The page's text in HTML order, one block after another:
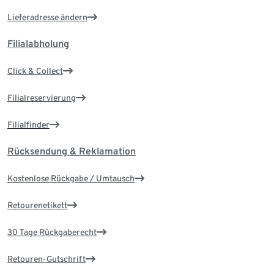
Lieferadresse ändern
Filialabholung
Click & Collect
Filialreservierung
Filialfinder
Rücksendung & Reklamation
Kostenlose Rückgabe / Umtausch
Retourenetikett
30 Tage Rückgaberecht
Retouren-Gutschrift